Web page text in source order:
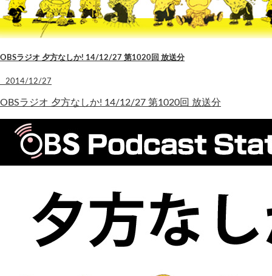
OBSラジオ 夕方なしか! 14/12/27 第1020回 放送分
2014/12/27
OBSラジオ 夕方なしか! 14/12/27 第1020回 放送分